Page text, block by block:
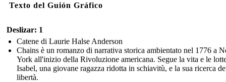
Texto del Guión Gráfico
Deslizar: 1
Catene di Laurie Halse Anderson
Chains è un romanzo di narrativa storica ambientato nel 1776 a
York all'inizio della Rivoluzione americana. Segue la vita e le
Isabel, una giovane ragazza ridotta in schiavitù, e la sua ricerca
libertà.